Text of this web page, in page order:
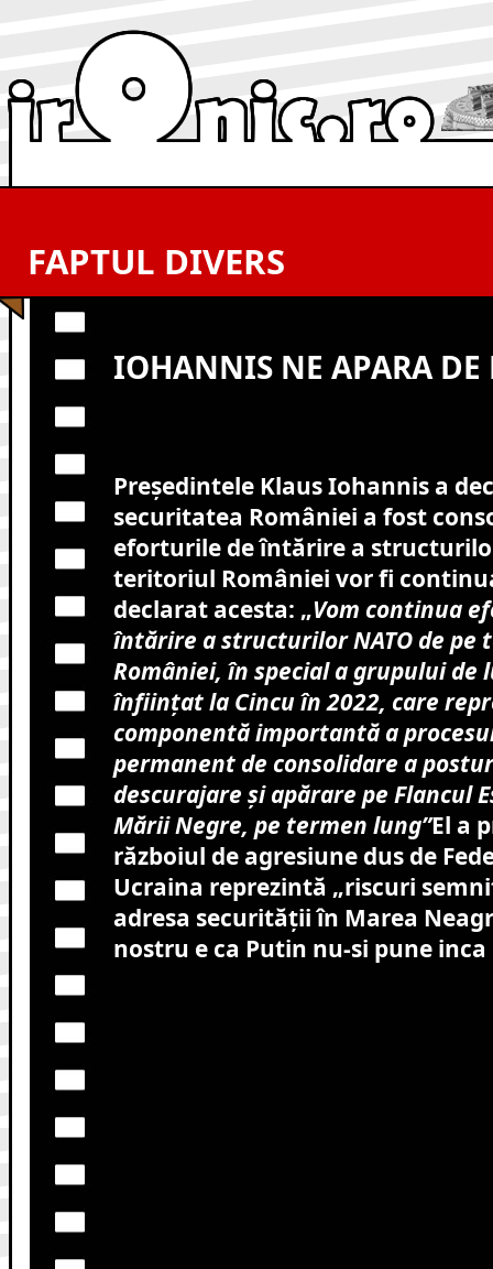
FAPTUL DIVERS
IOHANNIS NE APARA DE
Preşedintele Klaus Iohannis a
securitatea României a fost
eforturile de întărire a
teritoriul României vor fi
declarat acesta: „Vom continua
întărire a structurilor NATO de pe
României, în special a grupului de
înfiinţat la Cincu în 2022, care
componentă importantă a
permanent de consolidare a
descurajare şi apărare pe Flancul
Mării Negre, pe termen lung”El a
războiul de agresiune dus de
Ucraina reprezintă „riscuri
adresa securităţii în Marea
nostru e ca Putin nu-si pune